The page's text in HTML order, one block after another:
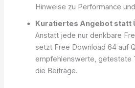
Hinweise zu Performance
Kuratiertes Angebot statt
Anstatt jede nur denkbare
setzt Free Download 64 auf
empfehlenswerte, getestete
die Beiträge.